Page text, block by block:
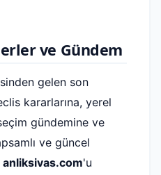
ve Gündem
gelen son
kararlarına, yerel
gündemine ve
ve güncel
anliksivas.com'u